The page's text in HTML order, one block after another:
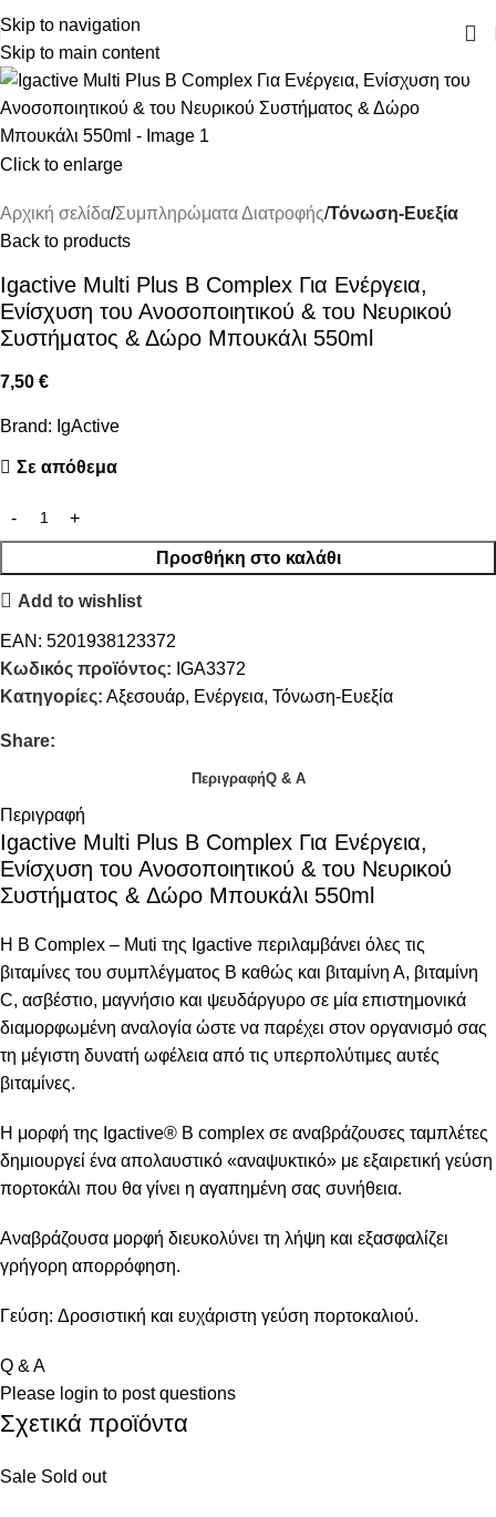
Skip to navigation
Skip to main content
ΔΩΡΕΑΝ ΜΕΤΑΦΟΡΙΚΑ ΑΝΩ ΤΩΝ 45€
Click to enlarge
Αρχική σελίδα Συμπληρώματα Διατροφής Τόνωση-Ευεξία
Back to products
Igactive Multi Plus B Complex Για Ενέργεια,
Ενίσχυση του Ανοσοποιητικού & του Νευρικού
Συστήματος & Δώρο Μπουκάλι 550ml
7,50 €
Brand: IgActive
Σε απόθεμα
Προσθήκη στο καλάθι
Add to wishlist
EAN: 5201938123372
Κωδικός προϊόντος: IGA3372
Κατηγορίες: Αξεσουάρ, Ενέργεια, Τόνωση-Ευεξία
Share:
ΠεριγραφήQ & A
Περιγραφή
Igactive Multi Plus B Complex Για Ενέργεια,
Ενίσχυση του Ανοσοποιητικού & του Νευρικού
Συστήματος & Δώρο Μπουκάλι 550ml
Η B Complex – Muti της Igactive περιλαμβάνει όλες τις
βιταμίνες του συμπλέγματος Β καθώς και βιταμίνη Α, βιταμίνη
C, ασβέστιο, μαγνήσιο και ψευδάργυρο σε μία επιστημονικά
διαμορφωμένη αναλογία ώστε να παρέχει στον οργανισμό σας
τη μέγιστη δυνατή ωφέλεια από τις υπερπολύτιμες αυτές
βιταμίνες.
Η μορφή της Igactive® B complex σε αναβράζουσες ταμπλέτες
δημιουργεί ένα απολαυστικό «αναψυκτικό» με εξαιρετική γεύση
πορτοκάλι που θα γίνει η αγαπημένη σας συνήθεια.
Αναβράζουσα μορφή διευκολύνει τη λήψη και εξασφαλίζει
γρήγορη απορρόφηση.
Γεύση: Δροσιστική και ευχάριστη γεύση πορτοκαλιού.
Q & A
Please login to post questions
Σχετικά προϊόντα
Sale Sold out